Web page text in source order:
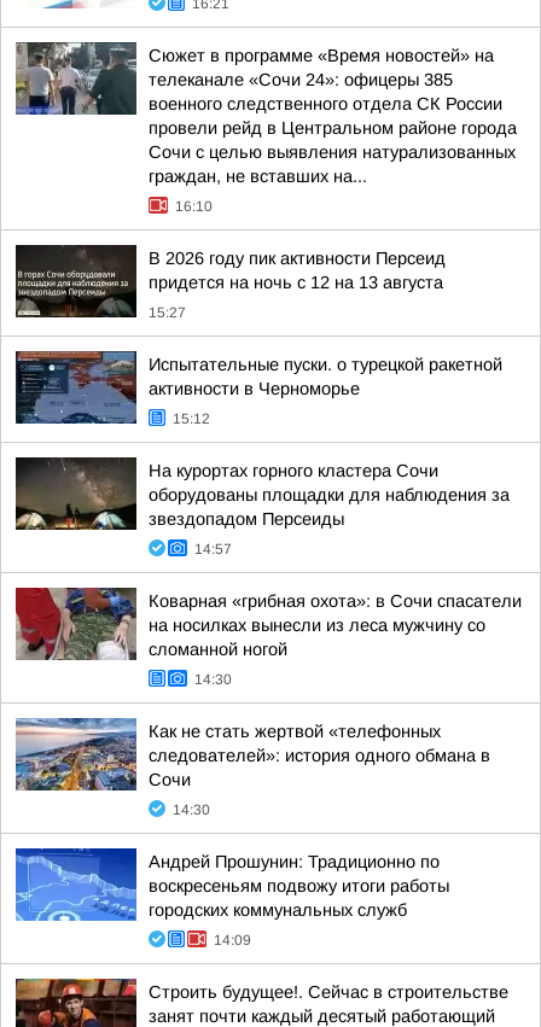
16:21
Сюжет в программе «Время новостей» на
телеканале «Сочи 24»: офицеры 385
военного следственного отдела СК России
провели рейд в Центральном районе города
Сочи с целью выявления натурализованных
граждан, не вставших на...
16:10
В 2026 году пик активности Персеид
придется на ночь с 12 на 13 августа
15:27
Испытательные пуски. о турецкой ракетной
активности в Черноморье
15:12
На курортах горного кластера Сочи
оборудованы площадки для наблюдения за
звездопадом Персеиды
14:57
Коварная «грибная охота»: в Сочи спасатели
на носилках вынесли из леса мужчину со
сломанной ногой
14:30
Как не стать жертвой «телефонных
следователей»: история одного обмана в
Сочи
14:30
Андрей Прошунин: Традиционно по
воскресеньям подвожу итоги работы
городских коммунальных служб
14:09
Строить будущее!. Сейчас в строительстве
занят почти каждый десятый работающий